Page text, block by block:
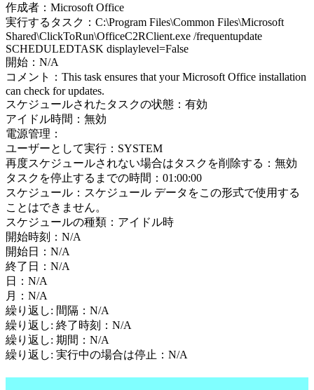
作成者：Microsoft Office
実行するタスク：C:\Program Files\Common Files\Microsoft
Shared\ClickToRun\OfficeC2RClient.exe /frequentupdate
SCHEDULEDTASK displaylevel=False
開始：N/A
コメント：This task ensures that your Microsoft Office installation
can check for updates.
スケジュールされたタスクの状態：有効
アイドル時間：無効
電源管理：
ユーザーとして実行：SYSTEM
再度スケジュールされない場合はタスクを削除する：無効
タスクを停止するまでの時間：01:00:00
スケジュール：スケジュール データをこの形式で使用する
ことはできません。
スケジュールの種類：アイドル時
開始時刻：N/A
開始日：N/A
終了日：N/A
日：N/A
月：N/A
繰り返し: 間隔：N/A
繰り返し: 終了時刻：N/A
繰り返し: 期間：N/A
繰り返し: 実行中の場合は停止：N/A